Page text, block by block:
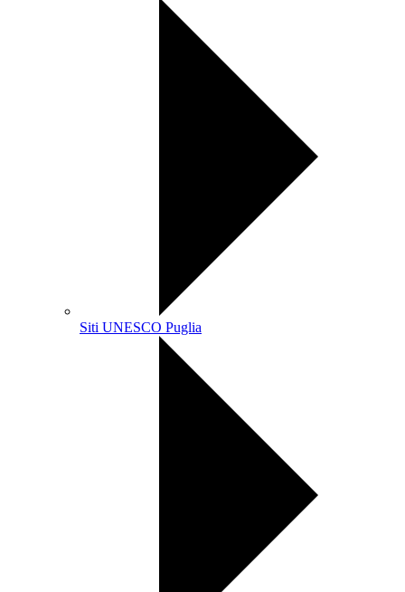
Siti UNESCO Puglia